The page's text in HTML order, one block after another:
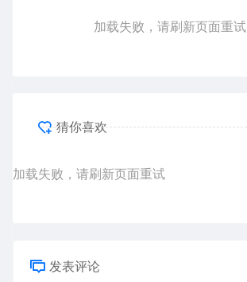
加载失败，请刷新页面重试
猜你喜欢
加载失败，请刷新页面重试
发表评论